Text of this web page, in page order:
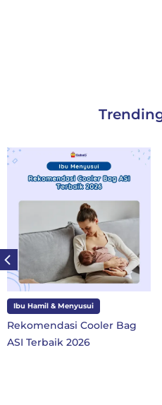
Ibu Hamil & Menyusui
Rekomendasi Cooler Bag
ASI Terbaik 2026